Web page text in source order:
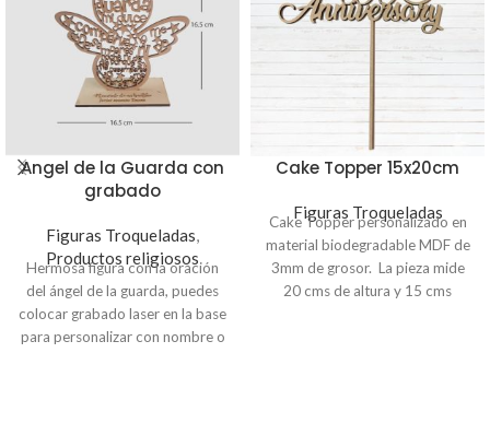
Angel de la Guarda con
grabado
Figuras Troqueladas,
Productos religiosos
Hermosa figura con la oración
del ángel de la guarda, puedes
colocar grabado laser en la base
para personalizar con nombre o
Cake Topper 15x20cm
Figuras Troqueladas
Cake Topper personalizado en
material biodegradable MDF de
3mm de grosor. La pieza mide
20 cms de altura y 15 cms